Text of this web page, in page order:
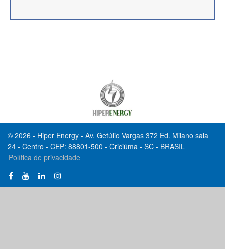
© 2026 - Hiper Energy - Av. Getúlio Vargas 372 Ed. Milano sala
24 - Centro - CEP: 88801-500 - Criciúma - SC - BRASIL
Política de privacidade